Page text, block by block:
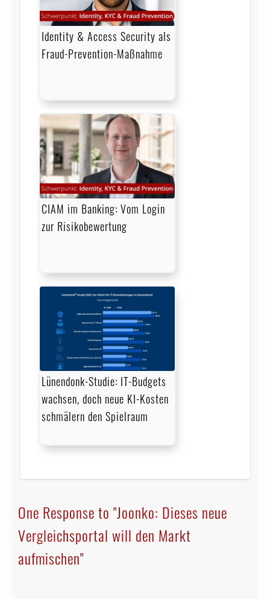
Identity & Access Security als
Fraud-Prevention-Maßnahme
CIAM im Banking: Vom Login
zur Risikobewertung
Lünendonk-Studie: IT-Budgets
wachsen, doch neue KI-Kosten
schmälern den Spielraum
One Response to "Joonko: Dieses neue
Vergleichsportal will den Markt
aufmischen"